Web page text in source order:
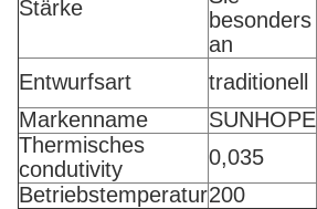
Stärke
besonders
an
Entwurfsart traditionell
Markenname
SUNHOPE
Thermisches
condutivity
0,035
Betriebstemperatur200